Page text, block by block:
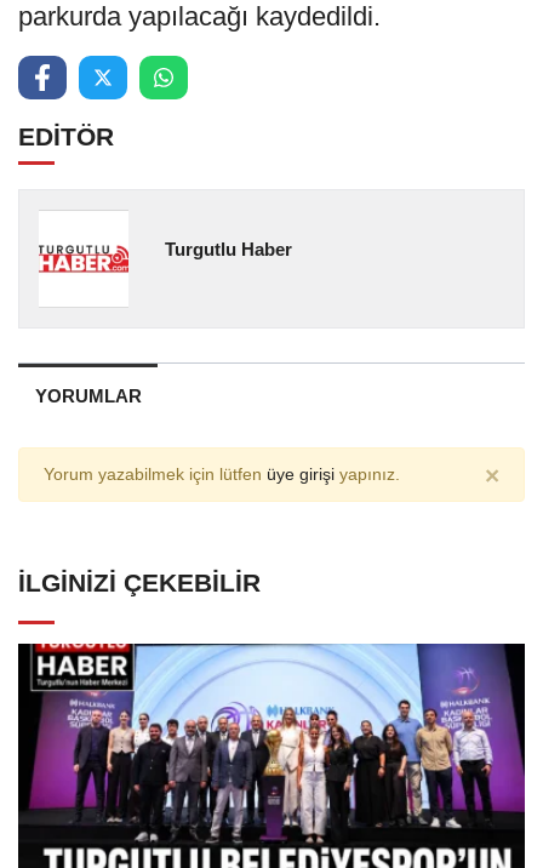
parkurda yapılacağı kaydedildi.
EDİTÖR
Turgutlu Haber
YORUMLAR
Yorum yazabilmek için lütfen üye girişi yapınız. ×
İLGINIZI ÇEKEBILIR